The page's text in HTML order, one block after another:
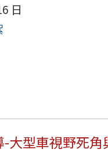
日
大型車視野死